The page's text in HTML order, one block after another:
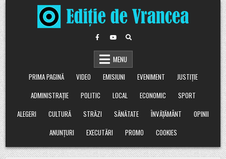
Skip
to
content
MENU
PRIMA PAGINĂ
VIDEO EMISIUNI EVENIMENT
JUSTIȚIE
ADMINISTRAȚIE
POLITIC LOCAL ECONOMIC
SPORT
ALEGERI
CULTURĂ STRĂZI SĂNĂTATE ÎNVĂȚĂMÂNT
OPINII
ANUNȚURI
EXECUTĂRI PROMO COOKIES